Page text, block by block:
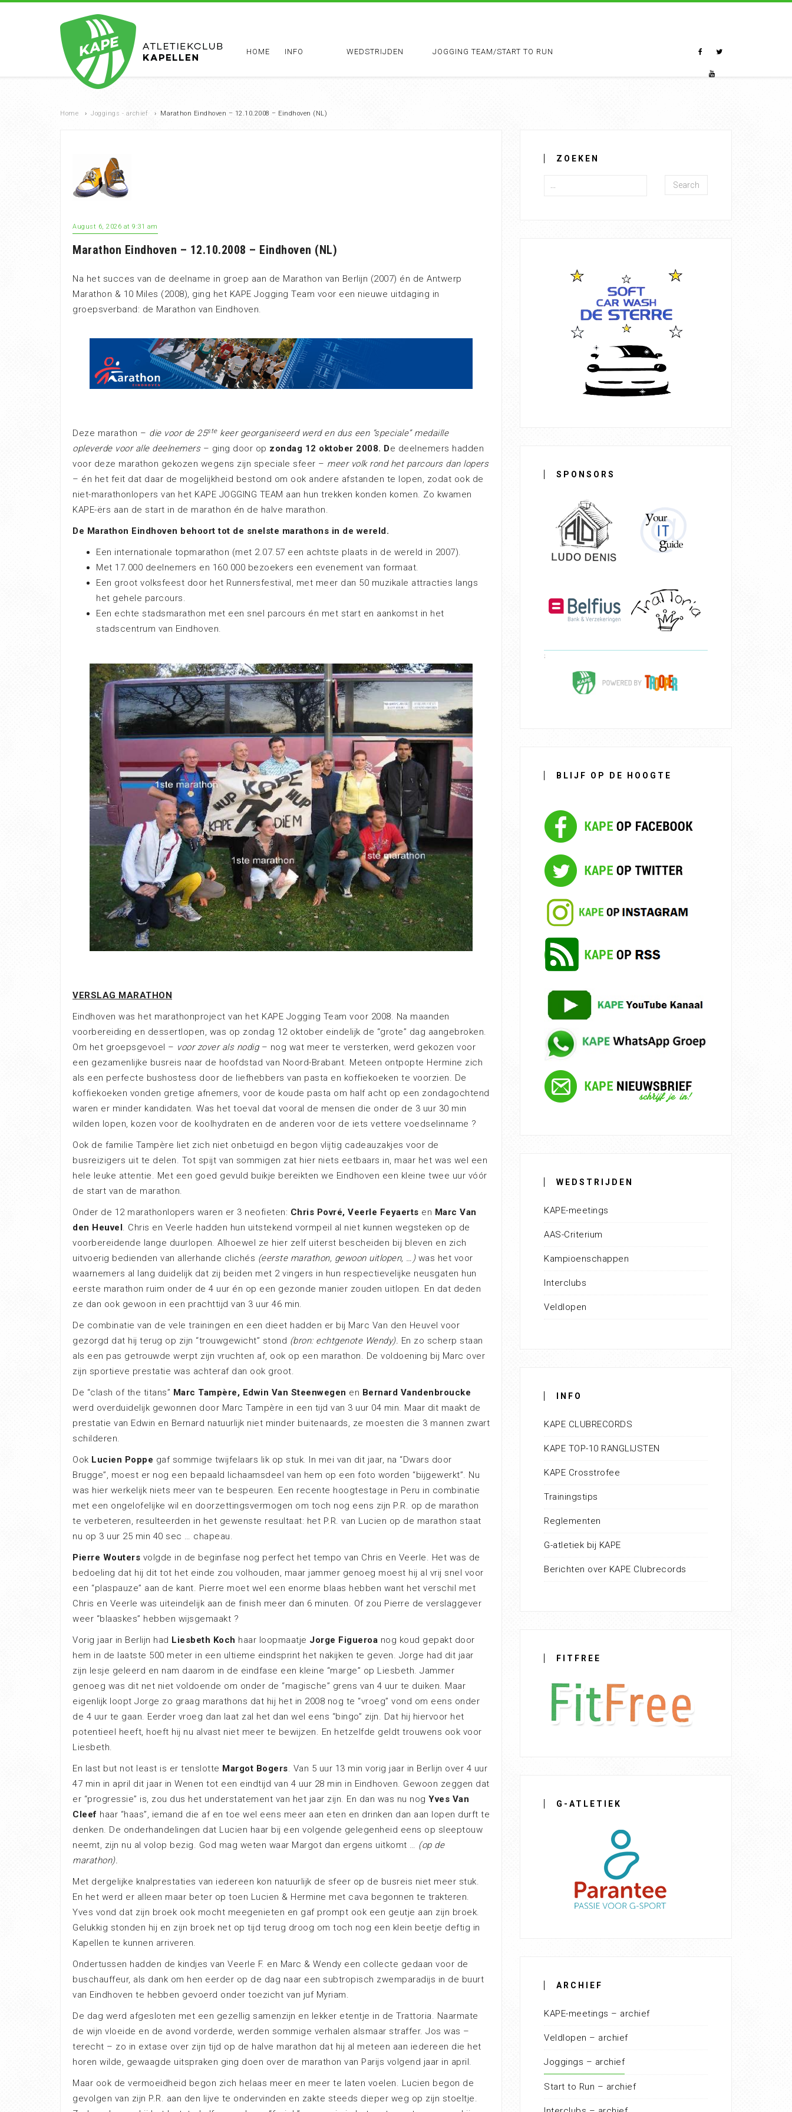
HOME INFO WEDSTRIJDEN JOGGING TEAM/START TO RUN
Home › Joggings - archief › Marathon Eindhoven – 12.10.2008 – Eindhoven (NL)
August 6, 2026 at 9:31 am
Marathon Eindhoven – 12.10.2008 – Eindhoven (NL)
Na het succes van de deelname in groep aan de Marathon van Berlijn (2007) én de Antwerp
Marathon & 10 Miles (2008), ging het KAPE Jogging Team voor een nieuwe uitdaging in
groepsverband: de Marathon van Eindhoven.
Deze marathon – die voor de 25stekeer georganiseerd werd en dus een “speciale” medaille
opleverde voor alle deelnemers – ging door op zondag 12 oktober 2008. De deelnemers hadden
voor deze marathon gekozen wegens zijn speciale sfeer – meer volk rond het parcours dan lopers
– én het feit dat daar de mogelijkheid bestond om ook andere afstanden te lopen, zodat ook de
niet-marathonlopers van het KAPE JOGGING TEAM aan hun trekken konden komen. Zo kwamen
KAPE-ërs aan de start in de marathon én de halve marathon.
De Marathon Eindhoven behoort tot de snelste marathons in de wereld.
Een internationale topmarathon (met 2.07.57 een achtste plaats in de wereld in 2007).
Met 17.000 deelnemers en 160.000 bezoekers een evenement van formaat.
Een groot volksfeest door het Runnersfestival, met meer dan 50 muzikale attracties langs
het gehele parcours.
Een echte stadsmarathon met een snel parcours én met start en aankomst in het
stadscentrum van Eindhoven.
VERSLAG MARATHON
Eindhoven was het marathonproject van het KAPE Jogging Team voor 2008. Na maanden
voorbereiding en dessertlopen, was op zondag 12 oktober eindelijk de “grote” dag aangebroken.
Om het groepsgevoel – voor zover als nodig– nog wat meer te versterken, werd gekozen voor
een gezamenlijke busreis naar de hoofdstad van Noord-Brabant. Meteen ontpopte Hermine zich
als een perfecte bushostess door de liefhebbers van pasta en koffiekoeken te voorzien. De
koffiekoeken vonden gretige afnemers, voor de koude pasta om half acht op een zondagochtend
waren er minder kandidaten. Was het toeval dat vooral de mensen die onder de 3 uur 30 min
wilden lopen, kozen voor de koolhydraten en de anderen voor de iets vettere voedselinname ?
Ook de familie Tampère liet zich niet onbetuigd en begon vlijtig cadeauzakjes voor de
busreizigers uit te delen. Tot spijt van sommigen zat hier niets eetbaars in, maar het was wel een
hele leuke attentie. Met een goed gevuld buikje bereikten we Eindhoven een kleine twee uur vóór
de start van de marathon.
Onder de 12 marathonlopers waren er 3 neofieten: Chris Povré, Veerle Feyaerts en Marc Van
den Heuvel. Chris en Veerle hadden hun uitstekend vormpeil al niet kunnen wegsteken op de
voorbereidende lange duurlopen. Alhoewel ze hier zelf uiterst bescheiden bij bleven en zich
uitvoerig bedienden van allerhande clichés (eerste marathon, gewoon uitlopen, …) was het voor
waarnemers al lang duidelijk dat zij beiden met 2 vingers in hun respectievelijke neusgaten hun
eerste marathon ruim onder de 4 uur én op een gezonde manier zouden uitlopen. En dat deden
ze dan ook gewoon in een prachttijd van 3 uur 46 min.
De combinatie van de vele trainingen en een dieet hadden er bij Marc Van den Heuvel voor
gezorgd dat hij terug op zijn “trouwgewicht” stond (bron: echtgenote Wendy). En zo scherp staan
als een pas getrouwde werpt zijn vruchten af, ook op een marathon. De voldoening bij Marc over
zijn sportieve prestatie was achteraf dan ook groot.
De “clash of the titans” Marc Tampère, Edwin Van Steenwegen en Bernard Vandenbroucke
werd overduidelijk gewonnen door Marc Tampère in een tijd van 3 uur 04 min. Maar dit maakt de
prestatie van Edwin en Bernard natuurlijk niet minder buitenaards, ze moesten die 3 mannen zwart
schilderen.
Ook Lucien Poppe gaf sommige twijfelaars lik op stuk. In mei van dit jaar, na “Dwars door
Brugge”, moest er nog een bepaald lichaamsdeel van hem op een foto worden “bijgewerkt”. Nu
was hier werkelijk niets meer van te bespeuren. Een recente hoogtestage in Peru in combinatie
met een ongelofelijke wil en doorzettingsvermogen om toch nog eens zijn P.R. op de marathon
te verbeteren, resulteerden in het gewenste resultaat: het P.R. van Lucien op de marathon staat
nu op 3 uur 25 min 40 sec … chapeau.
Pierre Wouters volgde in de beginfase nog perfect het tempo van Chris en Veerle. Het was de
bedoeling dat hij dit tot het einde zou volhouden, maar jammer genoeg moest hij al vrij snel voor
een “plaspauze” aan de kant. Pierre moet wel een enorme blaas hebben want het verschil met
Chris en Veerle was uiteindelijk aan de finish meer dan 6 minuten. Of zou Pierre de verslaggever
weer “blaaskes” hebben wijsgemaakt ?
Vorig jaar in Berlijn had Liesbeth Koch haar loopmaatje Jorge Figueroa nog koud gepakt door
hem in de laatste 500 meter in een ultieme eindsprint het nakijken te geven. Jorge had dit jaar
zijn lesje geleerd en nam daarom in de eindfase een kleine “marge” op Liesbeth. Jammer
genoeg was dit net niet voldoende om onder de “magische” grens van 4 uur te duiken. Maar
eigenlijk loopt Jorge zo graag marathons dat hij het in 2008 nog te “vroeg” vond om eens onder
de 4 uur te gaan. Eerder vroeg dan laat zal het dan wel eens “bingo” zijn. Dat hij hiervoor het
potentieel heeft, hoeft hij nu alvast niet meer te bewijzen. En hetzelfde geldt trouwens ook voor
Liesbeth.
En last but not least is er tenslotte Margot Bogers. Van 5 uur 13 min vorig jaar in Berlijn over 4 uur
47 min in april dit jaar in Wenen tot een eindtijd van 4 uur 28 min in Eindhoven. Gewoon zeggen dat
er “progressie” is, zou dus het understatement van het jaar zijn. En dan was nu nog Yves Van
Cleef haar “haas”, iemand die af en toe wel eens meer aan eten en drinken dan aan lopen durft te
denken. De onderhandelingen dat Lucien haar bij een volgende gelegenheid eens op sleeptouw
neemt, zijn nu al volop bezig. God mag weten waar Margot dan ergens uitkomt … (op de
marathon).
Met dergelijke knalprestaties van iedereen kon natuurlijk de sfeer op de busreis niet meer stuk.
En het werd er alleen maar beter op toen Lucien & Hermine met cava begonnen te trakteren.
Yves vond dat zijn broek ook mocht meegenieten en gaf prompt ook een geutje aan zijn broek.
Gelukkig stonden hij en zijn broek net op tijd terug droog om toch nog een klein beetje deftig in
Kapellen te kunnen arriveren.
Ondertussen hadden de kindjes van Veerle F. en Marc & Wendy een collecte gedaan voor de
buschauffeur, als dank om hen eerder op de dag naar een subtropisch zwemparadijs in de buurt
van Eindhoven te hebben gevoerd onder toezicht van juf Myriam.
De dag werd afgesloten met een gezellig samenzijn en lekker etentje in de Trattoria. Naarmate
de wijn vloeide en de avond vorderde, werden sommige verhalen alsmaar straffer. Jos was –
terecht – zo in extase over zijn tijd op de halve marathon dat hij al meteen aan iedereen die het
horen wilde, gewaagde uitspraken ging doen over de marathon van Parijs volgend jaar in april.
Maar ook de vermoeidheid begon zich helaas meer en meer te laten voelen. Lucien begon de
gevolgen van zijn P.R. aan den lijve te ondervinden en zakte steeds dieper weg op zijn stoeltje.
ZOEKEN
Search
SPONSORS
BLIJF OP DE HOOGTE
WEDSTRIJDEN
KAPE-meetings
AAS-Criterium
Kampioenschappen
Interclubs
Veldlopen
INFO
KAPE CLUBRECORDS
KAPE TOP-10 RANGLIJSTEN
KAPE Crosstrofee
Trainingstips
Reglementen
G-atletiek bij KAPE
Berichten over KAPE Clubrecords
FITFREE
G-ATLETIEK
ARCHIEF
KAPE-meetings – archief
Veldlopen – archief
Joggings – archief
Start to Run – archief